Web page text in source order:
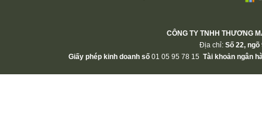
CÔNG TY TNHH THƯƠNG
Địa chỉ: Số 22, ngõ
Giấy phép kinh doanh số 01 05 95 78 15 Tài khoản ngân